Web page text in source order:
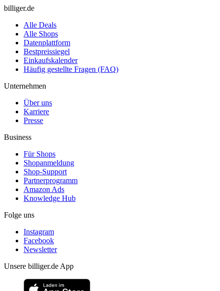
billiger.de
Alle Deals
Alle Shops
Datenplattform
Bestpreissiegel
Einkaufskalender
Häufig gestellte Fragen (FAQ)
Unternehmen
Über uns
Karriere
Presse
Business
Für Shops
Shopanmeldung
Shop-Support
Partnerprogramm
Amazon Ads
Knowledge Hub
Folge uns
Instagram
Facebook
Newsletter
Unsere billiger.de App